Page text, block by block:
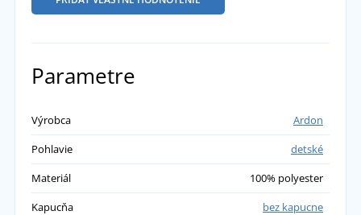
Parametre
Výrobca
Ardon
Pohlavie
detské
Materiál
100% polyester
Kapucňa
bez kapucne